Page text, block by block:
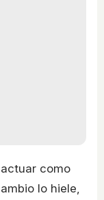
como
lo hiele,